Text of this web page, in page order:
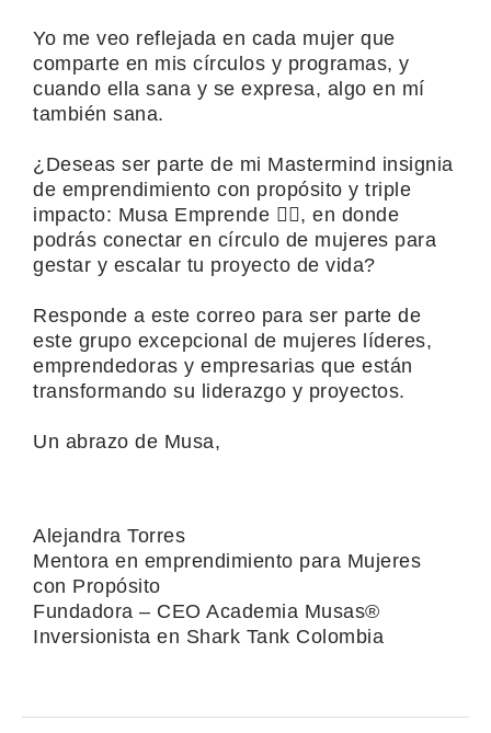
Yo me veo reflejada en cada mujer que
comparte en mis círculos y programas, y
cuando ella sana y se expresa, algo en mí
también sana.
¿Deseas ser parte de mi Mastermind insignia
de emprendimiento con propósito y triple
impacto: Musa Emprende ❤️‍🔥, en donde
podrás conectar en círculo de mujeres para
gestar y escalar tu proyecto de vida?
Responde a este correo para ser parte de
este grupo excepcional de mujeres líderes,
emprendedoras y empresarias que están
transformando su liderazgo y proyectos.
Un abrazo de Musa,
Alejandra Torres
Mentora en emprendimiento para Mujeres
con Propósito
Fundadora – CEO Academia Musas®
Inversionista en Shark Tank Colombia